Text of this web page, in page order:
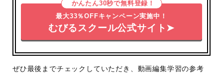
かんたん30秒で無料登録！
最大33％OFFキャンペーン実施中！
むびるスクール公式サイト➤
ぜひ最後までチェックしていただき、動画編集学習の参考